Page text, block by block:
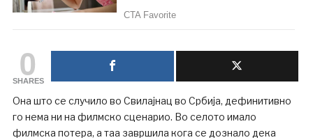
0
SHARES
Она што се случило во Свилајнац во Србија, дефинитивно
го нема ни на филмско сценарио. Во селото имало
филмска потера, а таа завршила кога се дознало дека